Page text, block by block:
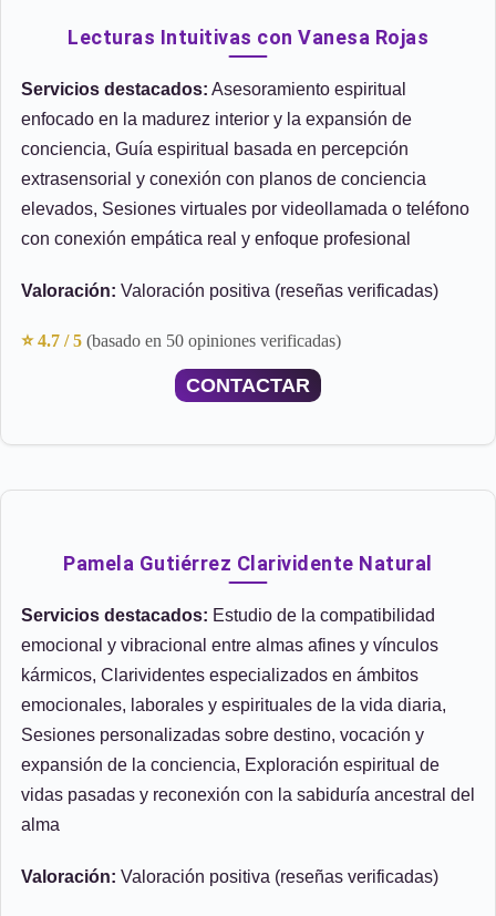
Lecturas Intuitivas con Vanesa Rojas
Servicios destacados: Asesoramiento espiritual
enfocado en la madurez interior y la expansión de
conciencia, Guía espiritual basada en percepción
extrasensorial y conexión con planos de conciencia
elevados, Sesiones virtuales por videollamada o teléfono
con conexión empática real y enfoque profesional
Valoración: Valoración positiva (reseñas verificadas)
⭐ 4.7 / 5 (basado en 50 opiniones verificadas)
CONTACTAR
Pamela Gutiérrez Clarividente Natural
Servicios destacados: Estudio de la compatibilidad
emocional y vibracional entre almas afines y vínculos
kármicos, Clarividentes especializados en ámbitos
emocionales, laborales y espirituales de la vida diaria,
Sesiones personalizadas sobre destino, vocación y
expansión de la conciencia, Exploración espiritual de
vidas pasadas y reconexión con la sabiduría ancestral del
alma
Valoración: Valoración positiva (reseñas verificadas)